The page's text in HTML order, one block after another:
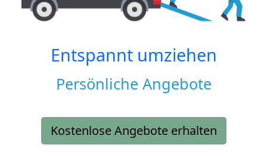
Entspannt umziehen
Persönliche Angebote
Kostenlose Angebote erhalten